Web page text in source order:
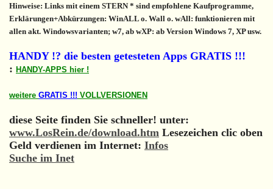
Hinweise: Links mit einem STERN * sind empfohlene Kaufprogramme,
Erklärungen+Abkürzungen: WinALL o. Wall o. wAll: funktionieren mit
allen akt. Windowsvarianten; w7, ab wXP: ab Version Windows 7, XP usw.
HANDY !? die besten getesteten Apps GRATIS !!!
: HANDY-APPS hier !
weitere GRATIS !!! VOLLVERSIONEN
diese Seite finden Sie schneller! unter:
www.LosRein.de/download.htm Lesezeichen clic oben
Geld verdienen im Internet: Infos
Suche im Inet